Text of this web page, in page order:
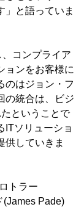
」と語っていま
、コンプライア
ョンをお客様に
のはジョン・フ
の統合は、ビジ
ということで
ITソリューショ
供していきま
トラー
(James Pade)